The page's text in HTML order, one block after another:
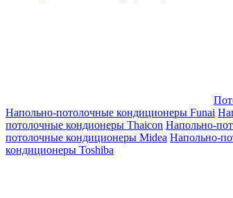
Напольно-потолочные кондиционеры Funai
потолочные кондионеры Thaicon Напольно-
потолочные кондиционеры Midea Напольно-
кондиционеры Toshiba